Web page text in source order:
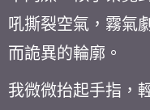
吼撕裂空氣，霧氣
而詭異的輪廓。
我微微抬起手指，